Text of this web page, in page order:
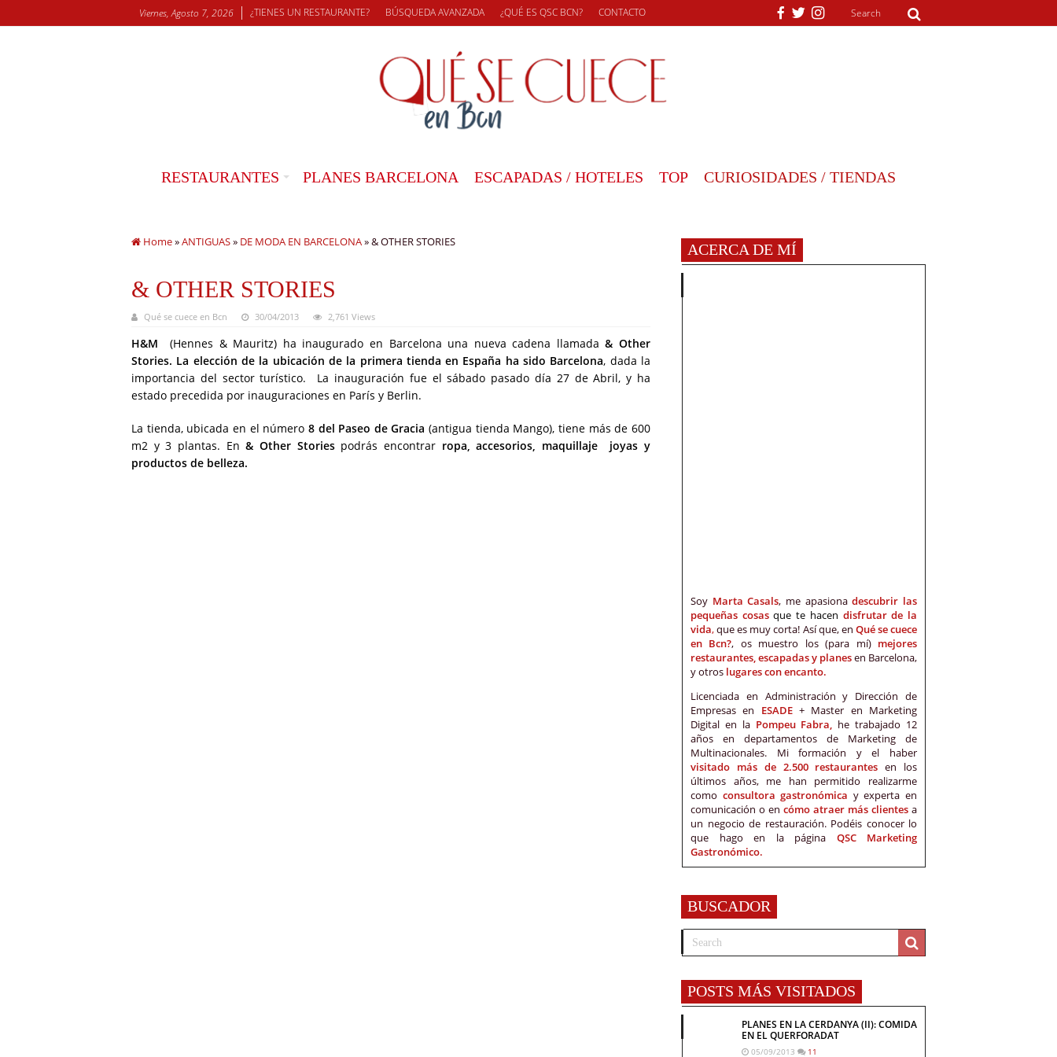
Viernes, Agosto 7, 2026 ¿TIENES UN RESTAURANTE? BÚSQUEDA AVANZADA ¿QUÉ ES QSC BCN? CONTACTO
RESTAURANTES PLANES BARCELONA ESCAPADAS / HOTELES TOP CURIOSIDADES / TIENDAS
Home»ANTIGUAS» DE MODA EN BARCELONA»& OTHER STORIES
& OTHER STORIES
Qué se cuece en Bcn 30/04/2013 2,761 Views
H&M (Hennes & Mauritz) ha inaugurado en Barcelona una nueva cadena llamada& Other
Stories. La elección de la ubicación de la primera tienda en España ha sido Barcelona, dada la
importancia del sector turístico. La inauguración fue el sábado pasado día 27 de Abril, y ha
estado precedida por inauguraciones en París y Berlin.
La tienda, ubicada en el número 8 del Paseo de Gracia (antigua tienda Mango), tiene más de 600
m2 y 3 plantas. En& Other Storiespodrás encontrar ropa, accesorios, maquillaje joyas y
productos de belleza.
ACERCA DE MÍ
Soy Marta Casals, me apasionadescubrir las
pequeñas cosasque te hacen disfrutar de la
vida,que es muy corta! Así que, en Qué se cuece
en Bcn?, os muestro los (para mí) mejores
restaurantes, escapadas y planesen Barcelona,
y otros lugares con encanto.
Licenciada en Administración y Dirección de
Empresas en ESADE+ Master en Marketing
Digital en la Pompeu Fabra, he trabajado 12
años en departamentos de Marketing de
Multinacionales. Mi formación y el haber
visitado más de 2.500 restaurantes en los
últimos años, me han permitido realizarme
como consultora gastronómica y experta en
comunicación o en cómo atraer más clientes a
un negocio de restauración. Podéis conocer lo
que hago en la página QSC Marketing
Gastronómico.
BUSCADOR
POSTS MÁS VISITADOS
PLANES EN LA CERDANYA (II): COMIDA
EN EL QUERFORADAT
05/09/2013 11